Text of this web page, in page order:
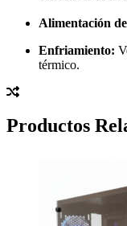
Alimentación
Enfriamiento:
térmico.
Productos